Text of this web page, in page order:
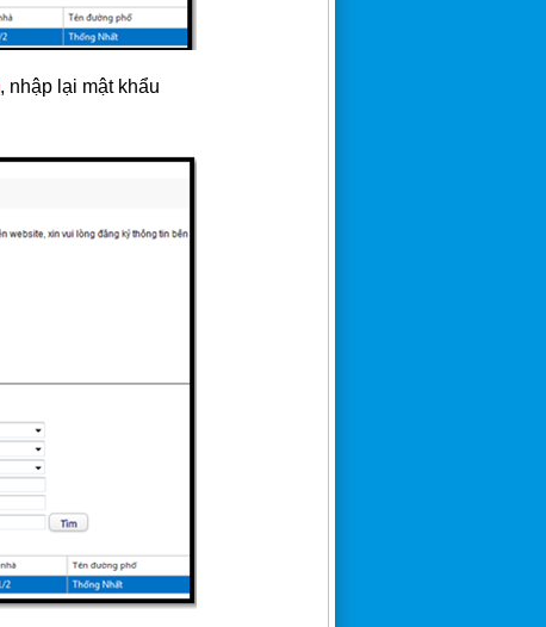
, nhập lại mật khẩu